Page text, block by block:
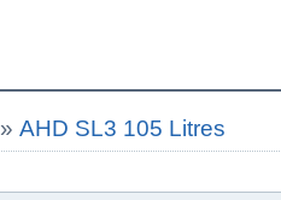
»AHD SL3 105 Litres